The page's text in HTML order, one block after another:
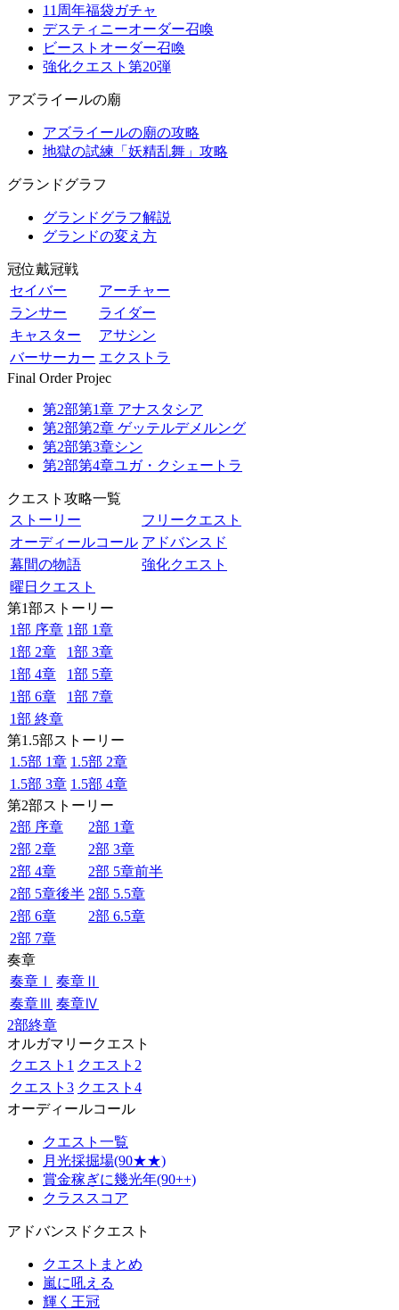
11周年福袋ガチャ
デスティニーオーダー召喚
ビーストオーダー召喚
強化クエスト第20弾
アズライールの廟
アズライールの廟の攻略
地獄の試練「妖精乱舞」攻略
グランドグラフ
グランドグラフ解説
グランドの変え方
冠位戴冠戦
セイバー
アーチャー
ランサー
ライダー
キャスター
アサシン
バーサーカー エクストラ
Final Order Projec
第2部第1章 アナスタシア
第2部第2章 ゲッテルデメルング
第2部第3章シン
第2部第4章ユガ・クシェートラ
クエスト攻略一覧
ストーリー
フリークエスト
オーディールコール アドバンスド
幕間の物語
強化クエスト
曜日クエスト
第1部ストーリー
1部 序章 1部 1章
1部 2章
1部 3章
1部 4章
1部 5章
1部 6章
1部 7章
1部 終章
第1.5部ストーリー
1.5部 1章 1.5部 2章
1.5部 3章 1.5部 4章
第2部ストーリー
2部 序章
2部 1章
2部 2章
2部 3章
2部 4章
2部 5章前半
2部 5章後半 2部 5.5章
2部 6章
2部 6.5章
2部 7章
奏章
奏章Ⅰ
奏章Ⅱ
奏章Ⅲ 奏章Ⅳ
2部終章
オルガマリークエスト
クエスト1 クエスト2
クエスト3 クエスト4
オーディールコール
クエスト一覧
月光採掘場(90★★)
賞金稼ぎに幾光年(90++)
クラススコア
アドバンスドクエスト
クエストまとめ
嵐に吼える
輝く王冠